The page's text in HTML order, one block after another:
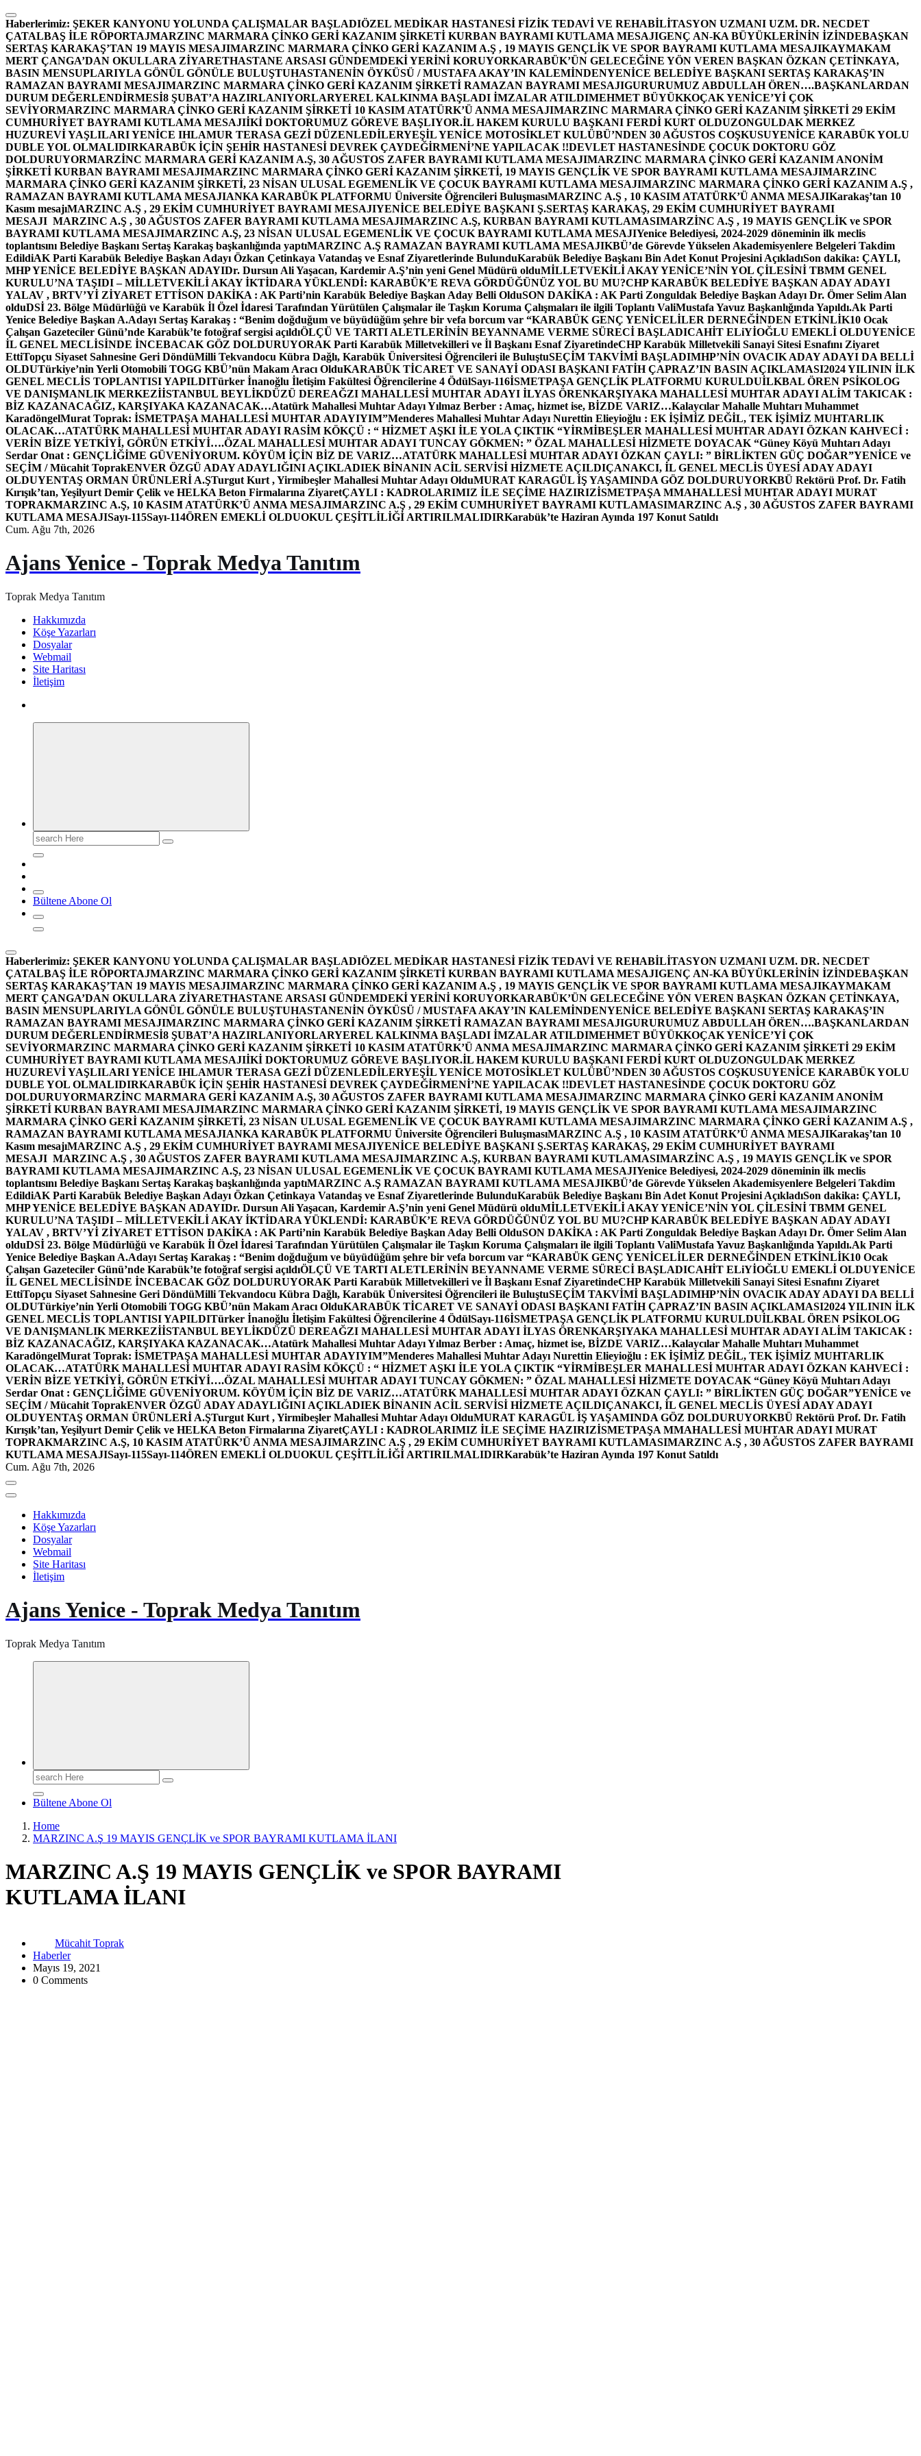
İçeriğe
atla
Haberlerimiz: ŞEKER KANYONU YOLUNDA ÇALIŞMALAR BAŞLADIÖZEL MEDİKAR HASTANESİ FİZİK TEDAVİ VE REHABİLİTASYON UZMANI UZM. DR. NECDET
ÇATALBAŞ İLE RÖPORTAJMARZINC MARMARA ÇİNKO GERİ KAZANIM ŞİRKETİ KURBAN BAYRAMI KUTLAMA MESAJIGENÇ AN-KA BÜYÜKLERİNİN İZİNDEBAŞKAN
SERTAŞ KARAKAŞ’TAN 19 MAYIS MESAJIMARZINC MARMARA ÇİNKO GERİ KAZANIM A.Ş , 19 MAYIS GENÇLİK VE SPOR BAYRAMI KUTLAMA MESAJIKAYMAKAM
MERT ÇANGA’DAN OKULLARA ZİYARETHASTANE ARSASI GÜNDEMDEKİ YERİNİ KORUYORKARABÜK’ÜN GELECEĞİNE YÖN VEREN BAŞKAN ÖZKAN ÇETİNKAYA,
BASIN MENSUPLARIYLA GÖNÜL GÖNÜLE BULUŞTUHASTANENİN ÖYKÜSÜ / MUSTAFA AKAY’IN KALEMİNDENYENİCE BELEDİYE BAŞKANI SERTAŞ KARAKAŞ’IN
RAMAZAN BAYRAMI MESAJIMARZINC MARMARA ÇİNKO GERİ KAZANIM ŞİRKETİ RAMAZAN BAYRAMI MESAJIGURURUMUZ ABDULLAH ÖREN….BAŞKANLARDAN
DURUM DEĞERLENDİRMESİ8 ŞUBAT’A HAZIRLANIYORLARYEREL KALKINMA BAŞLADI İMZALAR ATILDIMEHMET BÜYÜKKOÇAK YENİCE’Yİ ÇOK
SEVİYORMARZINC MARMARA ÇİNKO GERİ KAZANIM ŞİRKETİ 10 KASIM ATATÜRK’Ü ANMA MESAJIMARZINC MARMARA ÇİNKO GERİ KAZANIM ŞİRKETİ 29 EKİM
CUMHURİYET BAYRAMI KUTLAMA MESAJIİKİ DOKTORUMUZ GÖREVE BAŞLIYOR.İL HAKEM KURULU BAŞKANI FERDİ KURT OLDUZONGULDAK MERKEZ
HUZUREVİ YAŞLILARI YENİCE IHLAMUR TERASA GEZİ DÜZENLEDİLERYEŞİL YENİCE MOTOSİKLET KULÜBÜ’NDEN 30 AĞUSTOS COŞKUSUYENİCE KARABÜK YOLU
DUBLE YOL OLMALIDIRKARABÜK İÇİN ŞEHİR HASTANESİ DEVREK ÇAYDEĞİRMENİ’NE YAPILACAK !!DEVLET HASTANESİNDE ÇOCUK DOKTORU GÖZ
DOLDURUYORMARZİNC MARMARA GERİ KAZANIM A.Ş, 30 AĞUSTOS ZAFER BAYRAMI KUTLAMA MESAJIMARZINC MARMARA ÇİNKO GERİ KAZANIM ANONİM
ŞİRKETİ KURBAN BAYRAMI MESAJIMARZINC MARMARA ÇİNKO GERİ KAZANIM ŞİRKETİ, 19 MAYIS GENÇLİK VE SPOR BAYRAMI KUTLAMA MESAJIMARZINC
MARMARA ÇİNKO GERİ KAZANIM ŞİRKETİ, 23 NİSAN ULUSAL EGEMENLİK VE ÇOCUK BAYRAMI KUTLAMA MESAJIMARZINC MARMARA ÇİNKO GERİ KAZANIM A.Ş ,
RAMAZAN BAYRAMI KUTLAMA MESAJIANKA KARABÜK PLATFORMU Üniversite Öğrencileri BuluşmasıMARZINC A.Ş , 10 KASIM ATATÜRK’Ü ANMA MESAJIKarakaş’tan 10
Kasım mesajıMARZINC A.Ş , 29 EKİM CUMHURİYET BAYRAMI MESAJIYENİCE BELEDİYE BAŞKANI Ş.SERTAŞ KARAKAŞ, 29 EKİM CUMHURİYET BAYRAMI
MESAJI MARZINC A.Ş , 30 AĞUSTOS ZAFER BAYRAMI KUTLAMA MESAJIMARZINC A.Ş, KURBAN BAYRAMI KUTLAMASIMARZİNC A.Ş , 19 MAYIS GENÇLİK ve SPOR
BAYRAMI KUTLAMA MESAJIMARZINC A.Ş, 23 NİSAN ULUSAL EGEMENLİK VE ÇOCUK BAYRAMI KUTLAMA MESAJIYenice Belediyesi, 2024-2029 döneminin ilk meclis
toplantısını Belediye Başkanı Sertaş Karakaş başkanlığında yaptıMARZINC A.Ş RAMAZAN BAYRAMI KUTLAMA MESAJIKBÜ’de Görevde Yükselen Akademisyenlere Belgeleri Takdim
EdildiAK Parti Karabük Belediye Başkan Adayı Özkan Çetinkaya Vatandaş ve Esnaf Ziyaretlerinde BulunduKarabük Belediye Başkanı Bin Adet Konut Projesini AçıkladıSon dakika: ÇAYLI,
MHP YENİCE BELEDİYE BAŞKAN ADAYIDr. Dursun Ali Yaşacan, Kardemir A.Ş’nin yeni Genel Müdürü olduMİLLETVEKİLİ AKAY YENİCE’NİN YOL ÇİLESİNİ TBMM GENEL
KURULU’NA TAŞIDI – MİLLETVEKİLİ AKAY İKTİDARA YÜKLENDİ: KARABÜK’E REVA GÖRDÜĞÜNÜZ YOL BU MU?CHP KARABÜK BELEDİYE BAŞKAN ADAY ADAYI
YALAV , BRTV’Yİ ZİYARET ETTİSON DAKİKA : AK Parti’nin Karabük Belediye Başkan Aday Belli OlduSON DAKİKA : AK Parti Zonguldak Belediye Başkan Adayı Dr. Ömer Selim Alan
olduDSİ 23. Bölge Müdürlüğü ve Karabük İl Özel İdaresi Tarafından Yürütülen Çalışmalar ile Taşkın Koruma Çalışmaları ile ilgili Toplantı ValiMustafa Yavuz Başkanlığında Yapıldı.Ak Parti
Yenice Belediye Başkan A.Adayı Sertaş Karakaş : “Benim doğduğum ve büyüdüğüm şehre bir vefa borcum var “KARABÜK GENÇ YENİCELİLER DERNEĞİNDEN ETKİNLİK10 Ocak
Çalışan Gazeteciler Günü’nde Karabük’te fotoğraf sergisi açıldıÖLÇÜ VE TARTI ALETLERİNİN BEYANNAME VERME SÜRECİ BAŞLADICAHİT ELiYİOĞLU EMEKLİ OLDUYENİCE
İL GENEL MECLİSİNDE İNCEBACAK GÖZ DOLDURUYORAK Parti Karabük Milletvekilleri ve İl Başkanı Esnaf ZiyaretindeCHP Karabük Milletvekili Sanayi Sitesi Esnafını Ziyaret
EttiTopçu Siyaset Sahnesine Geri DöndüMilli Tekvandocu Kübra Dağlı, Karabük Üniversitesi Öğrencileri ile BuluştuSEÇİM TAKVİMİ BAŞLADIMHP’NİN OVACIK ADAY ADAYI DA BELLİ
OLDUTürkiye’nin Yerli Otomobili TOGG KBÜ’nün Makam Aracı OlduKARABÜK TİCARET VE SANAYİ ODASI BAŞKANI FATİH ÇAPRAZ’IN BASIN AÇIKLAMASI2024 YILININ İLK
GENEL MECLİS TOPLANTISI YAPILDITürker İnanoğlu İletişim Fakültesi Öğrencilerine 4 ÖdülSayı-116İSMETPAŞA GENÇLİK PLATFORMU KURULDUİLKBAL ÖREN PSİKOLOG
VE DANIŞMANLIK MERKEZİİSTANBUL BEYLİKDÜZÜ DEREAĞZI MAHALLESİ MUHTAR ADAYI İLYAS ÖRENKARŞIYAKA MAHALLESİ MUHTAR ADAYI ALİM TAKICAK :
BİZ KAZANACAĞIZ, KARŞIYAKA KAZANACAK…Atatürk Mahallesi Muhtar Adayı Yılmaz Berber : Amaç, hizmet ise, BİZDE VARIZ…Kalaycılar Mahalle Muhtarı Muhammet
KaradöngelMurat Toprak: İSMETPAŞA MAHALLESİ MUHTAR ADAYIYIM”Menderes Mahallesi Muhtar Adayı Nurettin Elieyioğlu : EK İŞİMİZ DEĞİL, TEK İŞİMİZ MUHTARLIK
OLACAK…ATATÜRK MAHALLESİ MUHTAR ADAYI RASİM KÖKÇÜ : “ HİZMET AŞKI İLE YOLA ÇIKTIK “YİRMİBEŞLER MAHALLESİ MUHTAR ADAYI ÖZKAN KAHVECİ :
VERİN BİZE YETKİYİ, GÖRÜN ETKİYİ….ÖZAL MAHALLESİ MUHTAR ADAYI TUNCAY GÖKMEN: ” ÖZAL MAHALLESİ HİZMETE DOYACAK “Güney Köyü Muhtarı Adayı
Serdar Onat : GENÇLİĞİME GÜVENİYORUM. KÖYÜM İÇİN BİZ DE VARIZ…ATATÜRK MAHALLESİ MUHTAR ADAYI ÖZKAN ÇAYLI: ” BİRLİKTEN GÜÇ DOĞAR”YENİCE ve
SEÇİM / Mücahit ToprakENVER ÖZGÜ ADAY ADAYLIĞINI AÇIKLADIEK BİNANIN ACİL SERVİSİ HİZMETE AÇILDIÇANAKCI, İL GENEL MECLİS ÜYESİ ADAY ADAYI
OLDUYENTAŞ ORMAN ÜRÜNLERİ A.ŞTurgut Kurt , Yirmibeşler Mahallesi Muhtar Adayı OlduMURAT KARAGÜL İŞ YAŞAMINDA GÖZ DOLDURUYORKBÜ Rektörü Prof. Dr. Fatih
Kırışık’tan, Yeşilyurt Demir Çelik ve HELKA Beton Firmalarına ZiyaretÇAYLI : KADROLARIMIZ İLE SEÇİME HAZIRIZİSMETPAŞA MMAHALLESİ MUHTAR ADAYI MURAT
TOPRAKMARZINC A.Ş, 10 KASIM ATATÜRK’Ü ANMA MESAJIMARZINC A.Ş , 29 EKİM CUMHURİYET BAYRAMI KUTLAMASIMARZINC A.Ş , 30 AĞUSTOS ZAFER BAYRAMI
KUTLAMA MESAJISayı-115Sayı-114ÖREN EMEKLİ OLDUOKUL ÇEŞİTLİLİĞİ ARTIRILMALIDIRKarabük’te Haziran Ayında 197 Konut Satıldı
Cum. Ağu 7th, 2026
Ajans Yenice - Toprak Medya Tanıtım
Toprak Medya Tanıtım
Hakkımızda
Köşe Yazarları
Dosyalar
Webmail
Site Haritası
İletişim
Search
for:
Bültene Abone Ol
Haberlerimiz: ŞEKER KANYONU YOLUNDA ÇALIŞMALAR BAŞLADIÖZEL MEDİKAR HASTANESİ FİZİK TEDAVİ VE REHABİLİTASYON UZMANI UZM. DR. NECDET
ÇATALBAŞ İLE RÖPORTAJMARZINC MARMARA ÇİNKO GERİ KAZANIM ŞİRKETİ KURBAN BAYRAMI KUTLAMA MESAJIGENÇ AN-KA BÜYÜKLERİNİN İZİNDEBAŞKAN
SERTAŞ KARAKAŞ’TAN 19 MAYIS MESAJIMARZINC MARMARA ÇİNKO GERİ KAZANIM A.Ş , 19 MAYIS GENÇLİK VE SPOR BAYRAMI KUTLAMA MESAJIKAYMAKAM
MERT ÇANGA’DAN OKULLARA ZİYARETHASTANE ARSASI GÜNDEMDEKİ YERİNİ KORUYORKARABÜK’ÜN GELECEĞİNE YÖN VEREN BAŞKAN ÖZKAN ÇETİNKAYA,
BASIN MENSUPLARIYLA GÖNÜL GÖNÜLE BULUŞTUHASTANENİN ÖYKÜSÜ / MUSTAFA AKAY’IN KALEMİNDENYENİCE BELEDİYE BAŞKANI SERTAŞ KARAKAŞ’IN
RAMAZAN BAYRAMI MESAJIMARZINC MARMARA ÇİNKO GERİ KAZANIM ŞİRKETİ RAMAZAN BAYRAMI MESAJIGURURUMUZ ABDULLAH ÖREN….BAŞKANLARDAN
DURUM DEĞERLENDİRMESİ8 ŞUBAT’A HAZIRLANIYORLARYEREL KALKINMA BAŞLADI İMZALAR ATILDIMEHMET BÜYÜKKOÇAK YENİCE’Yİ ÇOK
SEVİYORMARZINC MARMARA ÇİNKO GERİ KAZANIM ŞİRKETİ 10 KASIM ATATÜRK’Ü ANMA MESAJIMARZINC MARMARA ÇİNKO GERİ KAZANIM ŞİRKETİ 29 EKİM
CUMHURİYET BAYRAMI KUTLAMA MESAJIİKİ DOKTORUMUZ GÖREVE BAŞLIYOR.İL HAKEM KURULU BAŞKANI FERDİ KURT OLDUZONGULDAK MERKEZ
HUZUREVİ YAŞLILARI YENİCE IHLAMUR TERASA GEZİ DÜZENLEDİLERYEŞİL YENİCE MOTOSİKLET KULÜBÜ’NDEN 30 AĞUSTOS COŞKUSUYENİCE KARABÜK YOLU
DUBLE YOL OLMALIDIRKARABÜK İÇİN ŞEHİR HASTANESİ DEVREK ÇAYDEĞİRMENİ’NE YAPILACAK !!DEVLET HASTANESİNDE ÇOCUK DOKTORU GÖZ
DOLDURUYORMARZİNC MARMARA GERİ KAZANIM A.Ş, 30 AĞUSTOS ZAFER BAYRAMI KUTLAMA MESAJIMARZINC MARMARA ÇİNKO GERİ KAZANIM ANONİM
ŞİRKETİ KURBAN BAYRAMI MESAJIMARZINC MARMARA ÇİNKO GERİ KAZANIM ŞİRKETİ, 19 MAYIS GENÇLİK VE SPOR BAYRAMI KUTLAMA MESAJIMARZINC
MARMARA ÇİNKO GERİ KAZANIM ŞİRKETİ, 23 NİSAN ULUSAL EGEMENLİK VE ÇOCUK BAYRAMI KUTLAMA MESAJIMARZINC MARMARA ÇİNKO GERİ KAZANIM A.Ş ,
RAMAZAN BAYRAMI KUTLAMA MESAJIANKA KARABÜK PLATFORMU Üniversite Öğrencileri BuluşmasıMARZINC A.Ş , 10 KASIM ATATÜRK’Ü ANMA MESAJIKarakaş’tan 10
Kasım mesajıMARZINC A.Ş , 29 EKİM CUMHURİYET BAYRAMI MESAJIYENİCE BELEDİYE BAŞKANI Ş.SERTAŞ KARAKAŞ, 29 EKİM CUMHURİYET BAYRAMI
MESAJI MARZINC A.Ş , 30 AĞUSTOS ZAFER BAYRAMI KUTLAMA MESAJIMARZINC A.Ş, KURBAN BAYRAMI KUTLAMASIMARZİNC A.Ş , 19 MAYIS GENÇLİK ve SPOR
BAYRAMI KUTLAMA MESAJIMARZINC A.Ş, 23 NİSAN ULUSAL EGEMENLİK VE ÇOCUK BAYRAMI KUTLAMA MESAJIYenice Belediyesi, 2024-2029 döneminin ilk meclis
toplantısını Belediye Başkanı Sertaş Karakaş başkanlığında yaptıMARZINC A.Ş RAMAZAN BAYRAMI KUTLAMA MESAJIKBÜ’de Görevde Yükselen Akademisyenlere Belgeleri Takdim
EdildiAK Parti Karabük Belediye Başkan Adayı Özkan Çetinkaya Vatandaş ve Esnaf Ziyaretlerinde BulunduKarabük Belediye Başkanı Bin Adet Konut Projesini AçıkladıSon dakika: ÇAYLI,
MHP YENİCE BELEDİYE BAŞKAN ADAYIDr. Dursun Ali Yaşacan, Kardemir A.Ş’nin yeni Genel Müdürü olduMİLLETVEKİLİ AKAY YENİCE’NİN YOL ÇİLESİNİ TBMM GENEL
KURULU’NA TAŞIDI – MİLLETVEKİLİ AKAY İKTİDARA YÜKLENDİ: KARABÜK’E REVA GÖRDÜĞÜNÜZ YOL BU MU?CHP KARABÜK BELEDİYE BAŞKAN ADAY ADAYI
YALAV , BRTV’Yİ ZİYARET ETTİSON DAKİKA : AK Parti’nin Karabük Belediye Başkan Aday Belli OlduSON DAKİKA : AK Parti Zonguldak Belediye Başkan Adayı Dr. Ömer Selim Alan
olduDSİ 23. Bölge Müdürlüğü ve Karabük İl Özel İdaresi Tarafından Yürütülen Çalışmalar ile Taşkın Koruma Çalışmaları ile ilgili Toplantı ValiMustafa Yavuz Başkanlığında Yapıldı.Ak Parti
Yenice Belediye Başkan A.Adayı Sertaş Karakaş : “Benim doğduğum ve büyüdüğüm şehre bir vefa borcum var “KARABÜK GENÇ YENİCELİLER DERNEĞİNDEN ETKİNLİK10 Ocak
Çalışan Gazeteciler Günü’nde Karabük’te fotoğraf sergisi açıldıÖLÇÜ VE TARTI ALETLERİNİN BEYANNAME VERME SÜRECİ BAŞLADICAHİT ELiYİOĞLU EMEKLİ OLDUYENİCE
İL GENEL MECLİSİNDE İNCEBACAK GÖZ DOLDURUYORAK Parti Karabük Milletvekilleri ve İl Başkanı Esnaf ZiyaretindeCHP Karabük Milletvekili Sanayi Sitesi Esnafını Ziyaret
EttiTopçu Siyaset Sahnesine Geri DöndüMilli Tekvandocu Kübra Dağlı, Karabük Üniversitesi Öğrencileri ile BuluştuSEÇİM TAKVİMİ BAŞLADIMHP’NİN OVACIK ADAY ADAYI DA BELLİ
OLDUTürkiye’nin Yerli Otomobili TOGG KBÜ’nün Makam Aracı OlduKARABÜK TİCARET VE SANAYİ ODASI BAŞKANI FATİH ÇAPRAZ’IN BASIN AÇIKLAMASI2024 YILININ İLK
GENEL MECLİS TOPLANTISI YAPILDITürker İnanoğlu İletişim Fakültesi Öğrencilerine 4 ÖdülSayı-116İSMETPAŞA GENÇLİK PLATFORMU KURULDUİLKBAL ÖREN PSİKOLOG
VE DANIŞMANLIK MERKEZİİSTANBUL BEYLİKDÜZÜ DEREAĞZI MAHALLESİ MUHTAR ADAYI İLYAS ÖRENKARŞIYAKA MAHALLESİ MUHTAR ADAYI ALİM TAKICAK :
BİZ KAZANACAĞIZ, KARŞIYAKA KAZANACAK…Atatürk Mahallesi Muhtar Adayı Yılmaz Berber : Amaç, hizmet ise, BİZDE VARIZ…Kalaycılar Mahalle Muhtarı Muhammet
KaradöngelMurat Toprak: İSMETPAŞA MAHALLESİ MUHTAR ADAYIYIM”Menderes Mahallesi Muhtar Adayı Nurettin Elieyioğlu : EK İŞİMİZ DEĞİL, TEK İŞİMİZ MUHTARLIK
OLACAK…ATATÜRK MAHALLESİ MUHTAR ADAYI RASİM KÖKÇÜ : “ HİZMET AŞKI İLE YOLA ÇIKTIK “YİRMİBEŞLER MAHALLESİ MUHTAR ADAYI ÖZKAN KAHVECİ :
VERİN BİZE YETKİYİ, GÖRÜN ETKİYİ….ÖZAL MAHALLESİ MUHTAR ADAYI TUNCAY GÖKMEN: ” ÖZAL MAHALLESİ HİZMETE DOYACAK “Güney Köyü Muhtarı Adayı
Serdar Onat : GENÇLİĞİME GÜVENİYORUM. KÖYÜM İÇİN BİZ DE VARIZ…ATATÜRK MAHALLESİ MUHTAR ADAYI ÖZKAN ÇAYLI: ” BİRLİKTEN GÜÇ DOĞAR”YENİCE ve
SEÇİM / Mücahit ToprakENVER ÖZGÜ ADAY ADAYLIĞINI AÇIKLADIEK BİNANIN ACİL SERVİSİ HİZMETE AÇILDIÇANAKCI, İL GENEL MECLİS ÜYESİ ADAY ADAYI
OLDUYENTAŞ ORMAN ÜRÜNLERİ A.ŞTurgut Kurt , Yirmibeşler Mahallesi Muhtar Adayı OlduMURAT KARAGÜL İŞ YAŞAMINDA GÖZ DOLDURUYORKBÜ Rektörü Prof. Dr. Fatih
Kırışık’tan, Yeşilyurt Demir Çelik ve HELKA Beton Firmalarına ZiyaretÇAYLI : KADROLARIMIZ İLE SEÇİME HAZIRIZİSMETPAŞA MMAHALLESİ MUHTAR ADAYI MURAT
TOPRAKMARZINC A.Ş, 10 KASIM ATATÜRK’Ü ANMA MESAJIMARZINC A.Ş , 29 EKİM CUMHURİYET BAYRAMI KUTLAMASIMARZINC A.Ş , 30 AĞUSTOS ZAFER BAYRAMI
KUTLAMA MESAJISayı-115Sayı-114ÖREN EMEKLİ OLDUOKUL ÇEŞİTLİLİĞİ ARTIRILMALIDIRKarabük’te Haziran Ayında 197 Konut Satıldı
Cum. Ağu 7th, 2026
Hakkımızda
Köşe Yazarları
Dosyalar
Webmail
Site Haritası
İletişim
Ajans Yenice - Toprak Medya Tanıtım
Toprak Medya Tanıtım
Search
for:
Bültene Abone Ol
Home
MARZINC A.Ş 19 MAYIS GENÇLİK ve SPOR BAYRAMI KUTLAMA İLANI
MARZINC A.Ş 19 MAYIS GENÇLİK ve SPOR BAYRAMI
KUTLAMA İLANI
Mücahit Toprak
Haberler
Mayıs 19, 2021
0 Comments